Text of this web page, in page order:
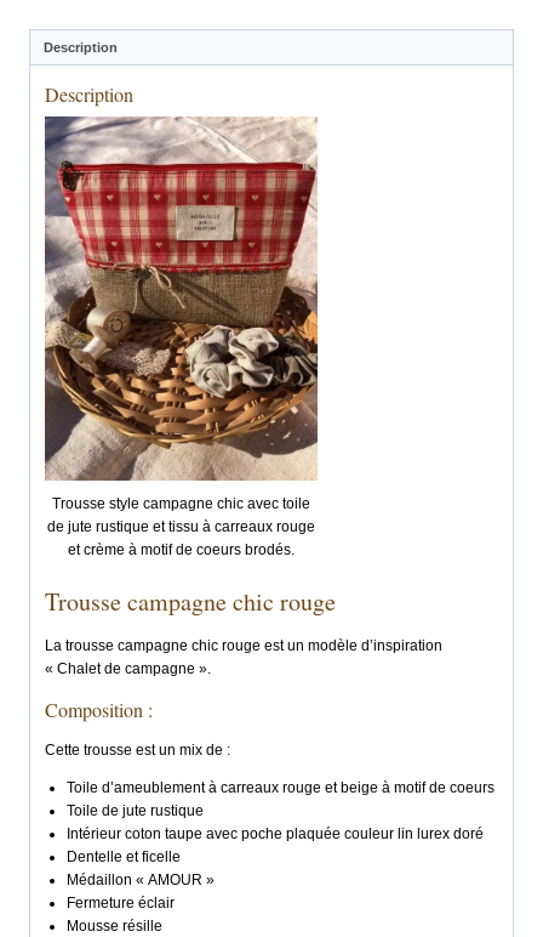
Description
Description
Trousse style campagne chic avec toile
de jute rustique et tissu à carreaux rouge
et crème à motif de coeurs brodés.
Trousse campagne chic rouge
La trousse campagne chic rouge est un modèle d’inspiration
« Chalet de campagne ».
Composition :
Cette trousse est un mix de :
Toile d’ameublement à carreaux rouge et beige à motif de coeurs
Toile de jute rustique
Intérieur coton taupe avec poche plaquée couleur lin lurex doré
Dentelle et ficelle
Médaillon « AMOUR »
Fermeture éclair
Mousse résille